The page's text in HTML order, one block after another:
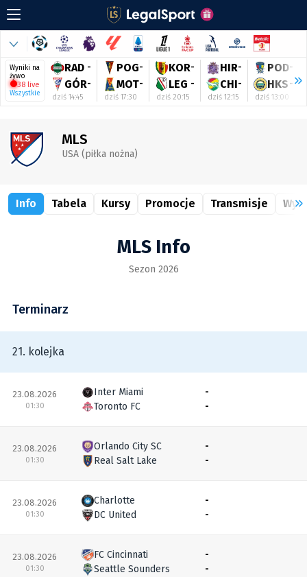
Wyniki na
żywo
38 live
Wszystkie
RAD -
GÓR-
dziś 14:45
POG-
MOT-
dziś 17:30
KOR-
LEG -
dziś 20:15
HIR-
CHI-
dziś 12:15
POD-
HKS-
dziś 13:00
MLS
USA (piłka nożna)
Info Tabela Kursy Promocje Transmisje
MLS Info
Sezon 2026
Terminarz
21. kolejka
23.08.2026
01:30
Inter Miami
Toronto FC
-
-
23.08.2026
01:30
Orlando City SC
Real Salt Lake
-
-
23.08.2026
01:30
Charlotte
DC United
-
-
23.08.2026
01:30
FC Cincinnati
Seattle Sounders
-
-